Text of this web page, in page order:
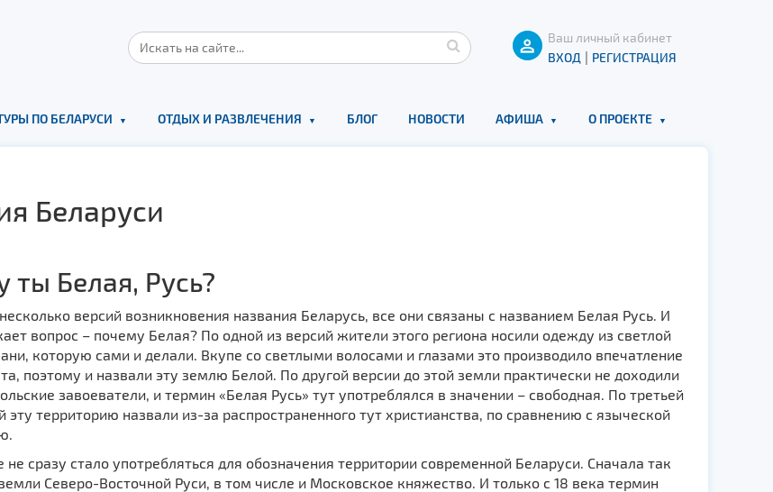
Ваш личный кабинет
ВХОД | РЕГИСТРАЦИЯ
ПО БЕЛАРУСИ ОТДЫХ И РАЗВЛЕЧЕНИЯ БЛОГ НОВОСТИ АФИША О ПРОЕКТЕ
Беларуси
ты Белая, Русь?
версий возникновения названия Беларусь, все они связаны с названием Белая Русь. И
вопрос – почему Белая? По одной из версий жители этого региона носили одежду из светлой
которую сами и делали. Вкупе со светлыми волосами и глазами это производило впечатление
поэтому и назвали эту землю Белой. По другой версии до этой земли практически не доходили
завоеватели, и термин «Белая Русь» тут употреблялся в значении – свободная. По третьей
эту территорию назвали из-за распространенного тут христианства, по сравнению с языческой
не сразу стало употребляться для обозначения территории современной Беларуси. Сначала так
Северо-Восточной Руси, в том числе и Московское княжество. И только с 18 века термин